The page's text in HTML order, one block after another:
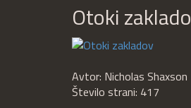
Otoki
Avtor: Nicholas Shaxson
Število strani: 417